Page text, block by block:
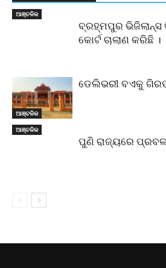
ଆଞ୍ଚଳିକ
ବ୍ରହ୍ମପୁର
କୋର୍ଟ ଚାଲାଣ କରିଛି ।
ଆଞ୍ଚଳିକ
ଡେଲିଭରୀ ବଏକୁ ଗିରଫ
ଆଞ୍ଚଳିକ
ପୁଣି ରାଜ୍ୟରେ ପ୍ରବଳ